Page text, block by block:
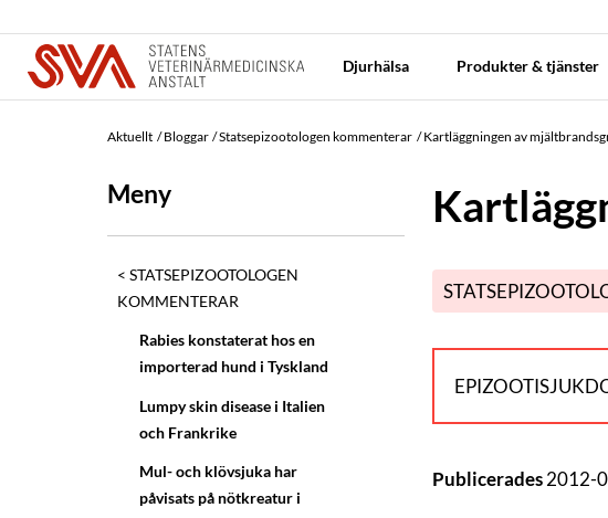
Djurhälsa Produkter & tjänster
Aktuellt Bloggar Statsepizootologen kommenterar Kartläggningen av
Meny
STATSEPIZOOTOLOGEN
KOMMENTERAR
Rabies konstaterat hos en
importerad hund i Tyskland
Lumpy skin disease i Italien
och Frankrike
Mul- och klövsjuka har
påvisats på nötkreatur i
Publicerades2012-